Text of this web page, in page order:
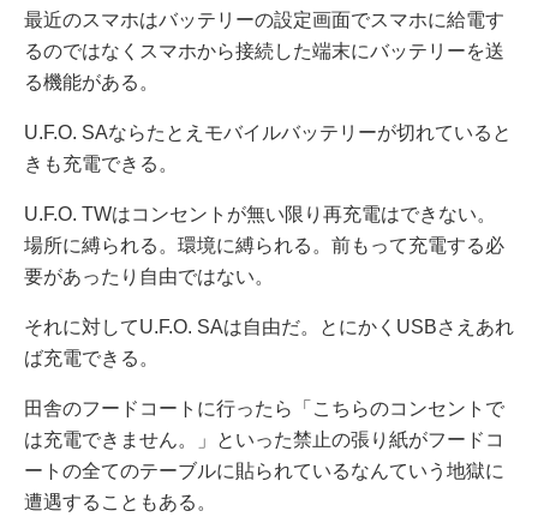
最近のスマホはバッテリーの設定画面でスマホに給電す
るのではなくスマホから接続した端末にバッテリーを送
る機能がある。
U.F.O. SAならたとえモバイルバッテリーが切れていると
きも充電できる。
U.F.O. TWはコンセントが無い限り再充電はできない。
場所に縛られる。環境に縛られる。前もって充電する必
要があったり自由ではない。
それに対してU.F.O. SAは自由だ。とにかくUSBさえあれ
ば充電できる。
田舎のフードコートに行ったら「こちらのコンセントで
は充電できません。」といった禁止の張り紙がフードコ
ートの全てのテーブルに貼られているなんていう地獄に
遭遇することもある。